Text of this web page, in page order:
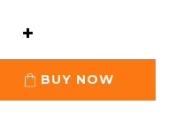
BUY NOW